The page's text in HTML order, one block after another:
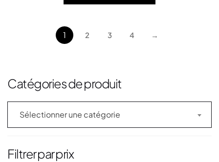
1 2 3 4 →
Catégories de produit
Sélectionner une catégorie
Filtrer par prix